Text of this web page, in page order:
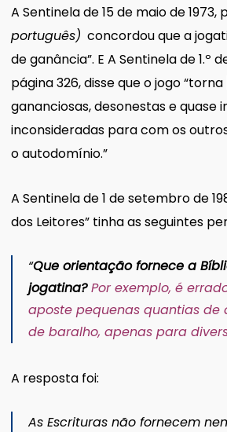
A Sentinela de 15 de maio de 1973,
português) concordou que a
de ganância”. E A Sentinela de 1.º
página 326, disse que o jogo
gananciosas, desonestas e quase
inconsideradas para com os
o autodomínio.”
A Sentinela de 1 de setembro de
dos Leitores” tinha as seguintes
“Que orientação fornece a
jogatina?Por exemplo, é
aposte pequenas quantias de
de baralho, apenas para
A resposta foi:
As Escrituras não fornecem